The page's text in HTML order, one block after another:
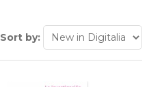
Sort by: